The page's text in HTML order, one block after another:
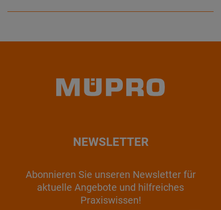
NEWSLETTER
Abonnieren Sie unseren Newsletter für
aktuelle Angebote und hilfreiches
Praxiswissen!